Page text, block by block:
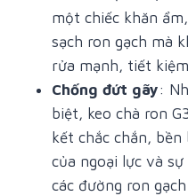
một chiếc khăn
sạch ron gạch mà
rửa mạnh, tiết
Chống đứt gãy:
biệt, keo chà ron
kết chắc chắn,
của ngoại lực và
các đường ron